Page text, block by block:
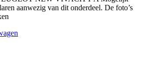
aanwezig van dit onderdeel. De foto’s